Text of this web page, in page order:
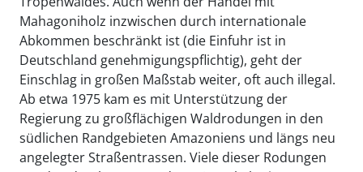
Mahagoniholz inzwischen durch internationale
Abkommen beschränkt ist (die Einfuhr ist in
Deutschland genehmigungspflichtig), geht der
Einschlag in großen Maßstab weiter, oft auch illegal.
Ab etwa 1975 kam es mit Unterstützung der
Regierung zu großflächigen Waldrodungen in den
südlichen Randgebieten Amazoniens und längs neu
angelegter Straßentrassen. Viele dieser Rodungen